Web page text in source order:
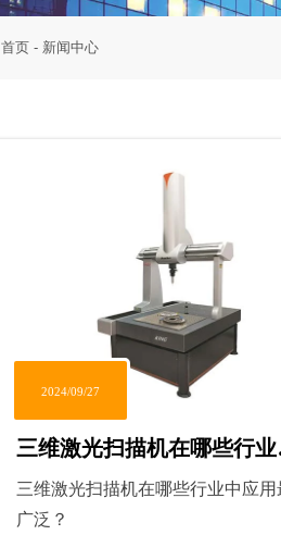
首页 - 新闻中心
2024/09/27
三维激光扫描机在哪些行业
应用最广泛？
三维激光扫描机在哪些行业中应用
广泛？